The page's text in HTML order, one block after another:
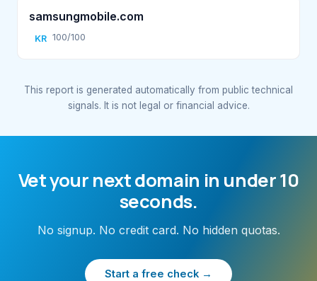
samsungmobile.com
KR 100/100
This report is generated automatically from public technical
signals. It is not legal or financial advice.
Vet your next domain in under 10
seconds.
No signup. No credit card. No hidden quotas.
Start a free check →